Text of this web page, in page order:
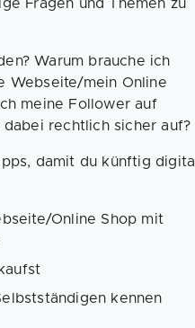
Fragen und Themen zu
Warum brauche ich
Webseite/mein Online
meine Follower auf
dabei rechtlich sicher auf?
damit du künftig digital
Online Shop mit
kennen